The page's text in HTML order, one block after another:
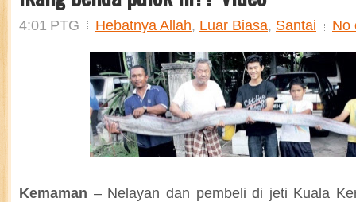
4:01 PTG Hebatnya Allah, Luar Biasa, Santai No
Kemaman – Nelayan dan pembeli di jeti Kuala